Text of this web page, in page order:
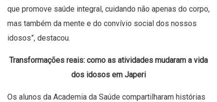
que promove saúde integral, cuidando não apenas do corpo,
mas também da mente e do convívio social dos nossos
idosos”, destacou.
Transformações reais: como as atividades mudaram a vida
dos idosos em Japeri
Os alunos da Academia da Saúde compartilharam histórias